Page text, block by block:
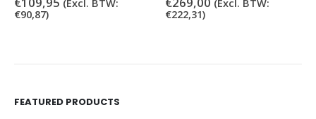
€90,87)
€222,31)
FEATURED PRODUCTS